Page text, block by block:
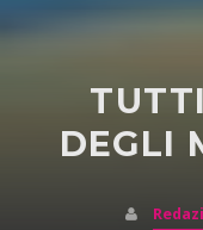
DEGLI